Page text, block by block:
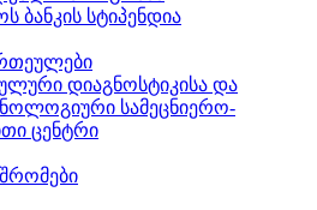
ბანკის სტიპენდია
დიაგნოსტიკისა და
სამეცნიერო-
ცენტრი